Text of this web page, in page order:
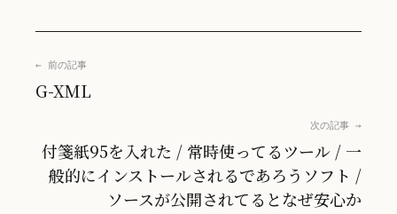
← 前の記事
G-XML
次の記事 →
付箋紙95を入れた / 常時使ってるツール / 一
般的にインストールされるであろうソフト /
ソースが公開されてるとなぜ安心か